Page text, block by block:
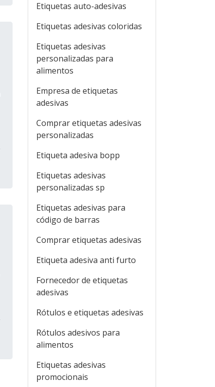
Etiquetas auto-adesivas
Etiquetas adesivas coloridas
Etiquetas adesivas
personalizadas para
alimentos
Empresa de etiquetas
adesivas
Comprar etiquetas adesivas
personalizadas
Etiqueta adesiva bopp
Etiquetas adesivas
personalizadas sp
Etiquetas adesivas para
código de barras
Comprar etiquetas adesivas
Etiqueta adesiva anti furto
Fornecedor de etiquetas
adesivas
Rótulos e etiquetas adesivas
Rótulos adesivos para
alimentos
Etiquetas adesivas
promocionais